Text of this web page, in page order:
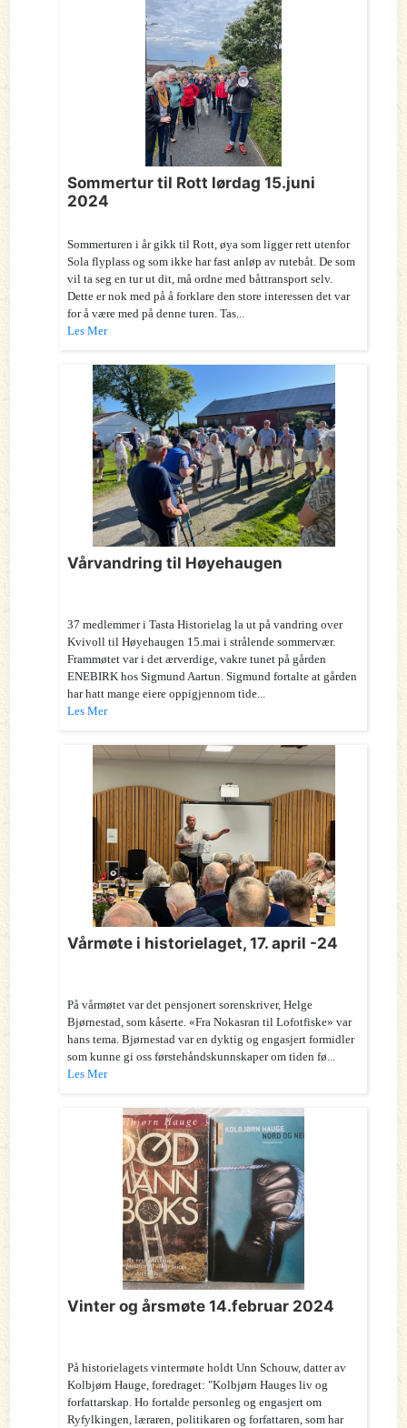
Sommertur til Rott lørdag 15.juni
2024
Sommerturen i år gikk til Rott, øya som ligger rett utenfor
Sola flyplass og som ikke har fast anløp av rutebåt. De som
vil ta seg en tur ut dit, må ordne med båttransport selv.
Dette er nok med på å forklare den store interessen det var
for å være med på denne turen. Tas...
Les Mer
Vårvandring til Høyehaugen
37 medlemmer i Tasta Historielag la ut på vandring over
Kvivoll til Høyehaugen 15.mai i strålende sommervær.
Frammøtet var i det ærverdige, vakre tunet på gården
ENEBIRK hos Sigmund Aartun. Sigmund fortalte at gården
har hatt mange eiere oppigjennom tide...
Les Mer
Vårmøte i historielaget, 17. april -24
På vårmøtet var det pensjonert sorenskriver, Helge
Bjørnestad, som kåserte. «Fra Nokasran til Lofotfiske» var
hans tema. Bjørnestad var en dyktig og engasjert formidler
som kunne gi oss førstehåndskunnskaper om tiden fø...
Les Mer
Vinter og årsmøte 14.februar 2024
På historielagets vintermøte holdt Unn Schouw, datter av
Kolbjørn Hauge, foredraget: "Kolbjørn Hauges liv og
forfattarskap. Ho fortalde personleg og engasjert om
Ryfylkingen, læraren, politikaren og forfattaren, som har